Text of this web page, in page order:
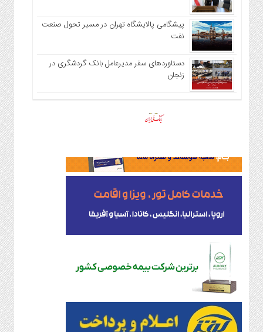
پیشگامی پالایشگاه تهران در مسیر تحول صنعت
نفت
دستاوردهای سفر مدیرعامل بانک گردشگری در
زنجان